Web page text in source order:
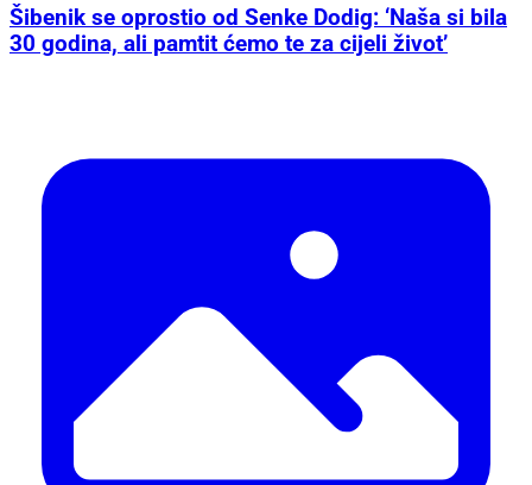
Šibenik se oprostio od Senke Dodig: ‘Naša si bila
30 godina, ali pamtit ćemo te za cijeli život’